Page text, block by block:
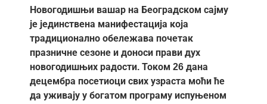
Larger
Image
Новогодишњи вашар на Београдском сајму
је јединствена манифестација која
традиционално обележава почетак
празничне сезоне и доноси прави дух
новогодишњих радости. Током 26 дана
децембра посетиоци свих узраста моћи ће
да уживају у богатом програму испуњеном